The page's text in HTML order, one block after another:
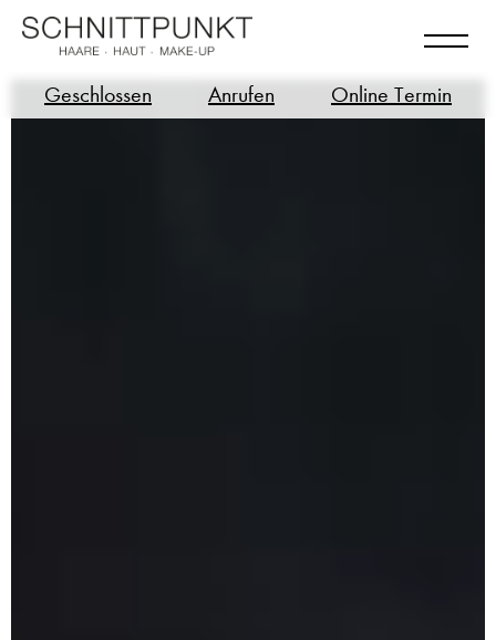
Geschlossen Anrufen Online Termin